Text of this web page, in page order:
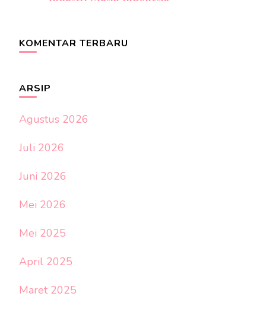
KOMENTAR TERBARU
ARSIP
Agustus 2026
Juli 2026
Juni 2026
Mei 2026
Mei 2025
April 2025
Maret 2025